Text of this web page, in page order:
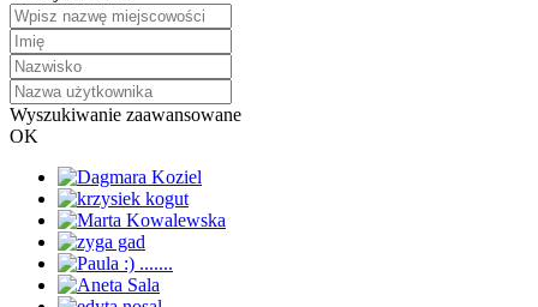
Wyszukiwanie zaawansowane
OK